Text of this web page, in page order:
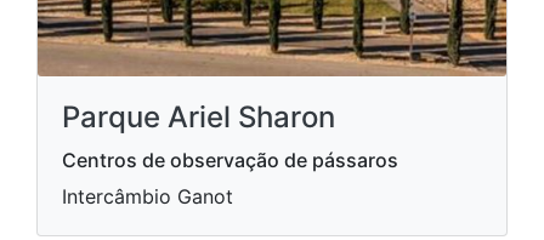
Parque Ariel Sharon
Centros de observação de pássaros
Intercâmbio Ganot